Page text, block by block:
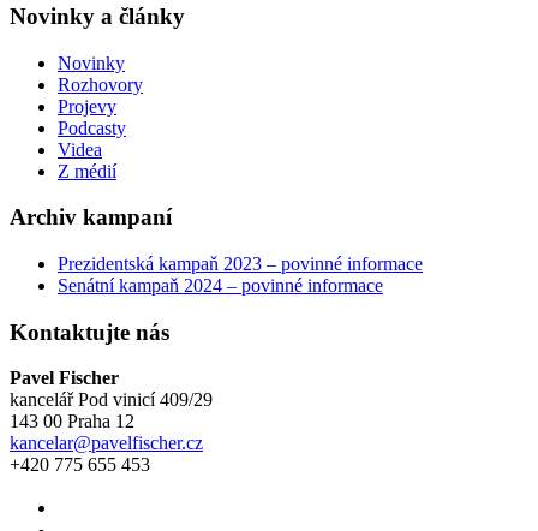
Novinky a články
Novinky
Rozhovory
Projevy
Podcasty
Videa
Z médií
Archiv kampaní
Prezidentská kampaň 2023 – povinné informace
Senátní kampaň 2024 – povinné informace
Kontaktujte nás
Pavel Fischer
kancelář Pod vinicí 409/29
143 00 Praha 12
kancelar@pavelfischer.cz
+420 775 655 453